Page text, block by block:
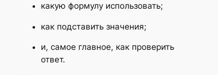
какую формулу использовать;
как подставить значения;
и, самое главное, как проверить
ответ.